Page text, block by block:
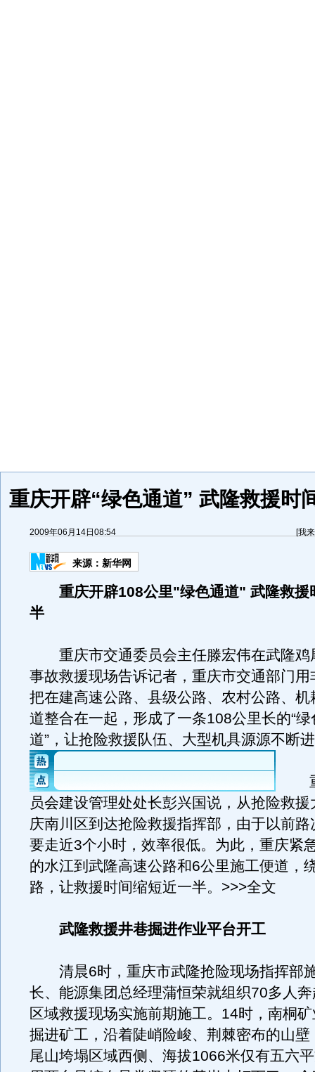
重庆开辟“绿色通道” 武隆救援时
2009年06月14日08:54 [我
来源： 新华网
重庆开辟108公里"绿色通道" 武隆救援
半
重庆市交通委员会主任滕宏伟在武隆鸡
事故救援现场告诉记者，重庆市交通部门用
把在建高速公路、县级公路、农村公路、机
道整合在一起，形成了一条108公里长的“
道”，让抢险救援队伍、大型机具源源不断
重
员会建设管理处处长彭兴国说，从抢险救
庆南川区到达抢险救援指挥部，由于以前路
要走近3个小时，效率很低。为此，重庆紧
的水江到武隆高速公路和6公里施工便道，
路，让救援时间缩短近一半。>>>全文
武隆救援井巷掘进作业平台开工
清晨6时，重庆市武隆抢险现场指挥部
长、能源集团总经理蒲恒荣就组织70多人
区域救援现场实施前期施工。14时，南桐
掘进矿工，沿着陡峭险峻、荆棘密布的山壁
尾山垮塌区域西侧、海拔1066米仅有五六